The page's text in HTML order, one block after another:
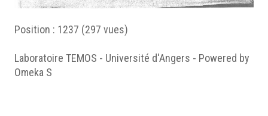
Position : 1237 (297 vues)
Laboratoire TEMOS - Université d'Angers - Powered by
Omeka S